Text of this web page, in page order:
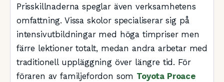
Prisskillnaderna speglar även verksamhetens
omfattning. Vissa skolor specialiserar sig på
intensivutbildningar med höga timpriser men
färre lektioner totalt, medan andra arbetar med
traditionell uppläggning över längre tid. För
föraren av familjefordon som Toyota Proace